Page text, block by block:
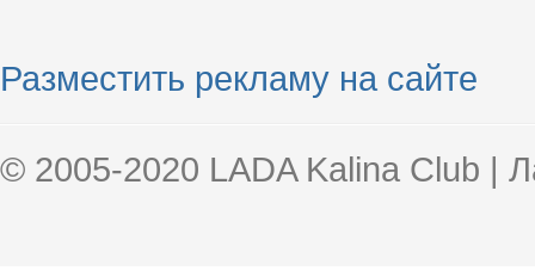
Разместить рекламу на сайте
© 2005-2020 LADA Kalina Club |